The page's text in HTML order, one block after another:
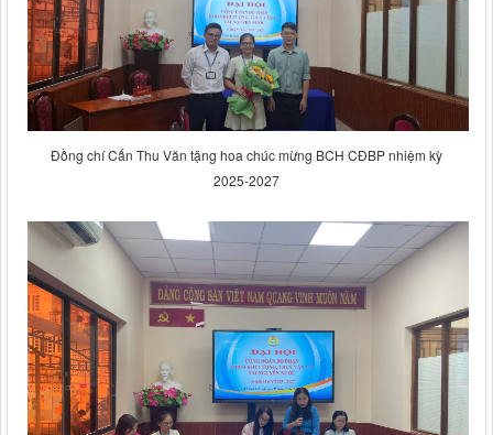
Đồng chí Cấn Thu Văn tặng hoa chúc mừng BCH CĐBP nhiệm kỳ
2025-2027